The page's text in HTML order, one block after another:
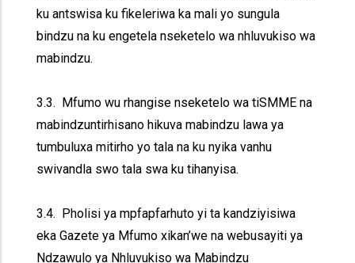
ku antswisa ku fikeleriwa ka mali yo sungula
bindzu na ku engetela nseketelo wa nhluvukiso wa
mabindzu.
3.3. Mfumo wu rhangise nseketelo wa tiSMME na
mabindzuntirhisano hikuva mabindzu lawa ya
tumbuluxa mitirho yo tala na ku nyika vanhu
swivandla swo tala swa ku tihanyisa.
3.4. Pholisi ya mpfapfarhuto yi ta kandziyisiwa
eka Gazete ya Mfumo xikan’we na webusayiti ya
Ndzawulo ya Nhluvukiso wa Mabindzu